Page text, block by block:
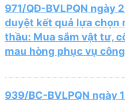
971/QĐ-BVLPQN ngày
duyệt kết quả lựa chọn
thầu: Mua sắm vật tư,
mau hòng phục vụ
939/BC-BVLPQN ngày